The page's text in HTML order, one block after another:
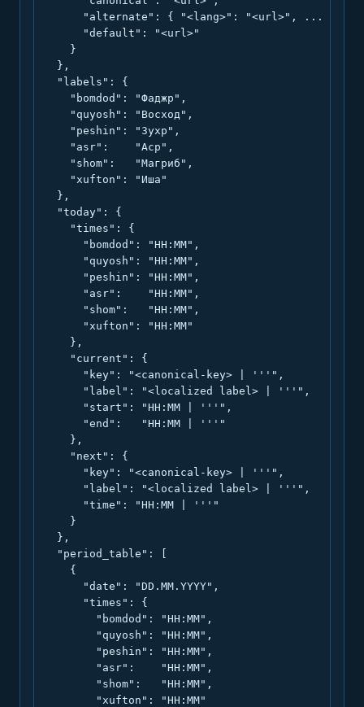
      "alternate": { "<lang>": "<url>", ... },
      "default": "<url>"
    }
  },
  "labels": {
    "bomdod": "Фаджр",
    "quyosh": "Восход",
    "peshin": "Зухр",
    "asr":    "Аср",
    "shom":   "Магриб",
    "xufton": "Иша"
  },
  "today": {
    "times": {
      "bomdod": "HH:MM",
      "quyosh": "HH:MM",
      "peshin": "HH:MM",
      "asr":    "HH:MM",
      "shom":   "HH:MM",
      "xufton": "HH:MM"
    },
    "current": {
      "key": "<canonical-key> | '''",
      "label": "<localized label> | '''",
      "start": "HH:MM | '''",
      "end":   "HH:MM | '''"
    },
    "next": {
      "key": "<canonical-key> | '''",
      "label": "<localized label> | '''",
      "time": "HH:MM | '''"
    }
  },
  "period_table": [
    {
      "date": "DD.MM.YYYY",
      "times": {
        "bomdod": "HH:MM",
        "quyosh": "HH:MM",
        "peshin": "HH:MM",
        "asr":    "HH:MM",
        "shom":   "HH:MM",
        "xufton": "HH:MM"